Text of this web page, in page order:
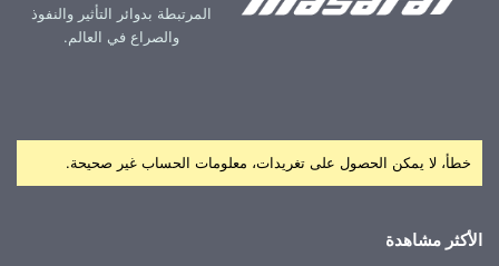
المرتبطة بدوائر التأثير والنفوذ
والصراع في العالم.
خطأ، لا يمكن الحصول على تغريدات، معلومات الحساب غير صحيحة.
الأكثر مشاهدة